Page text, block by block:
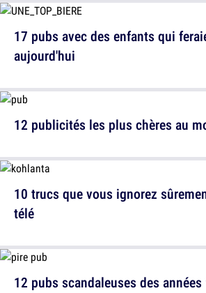
12 publicités les plus chères au
12 pubs scandaleuses des années
17 pubs avec des enfants qui
aujourd'hui
10 trucs que vous ignorez
télé